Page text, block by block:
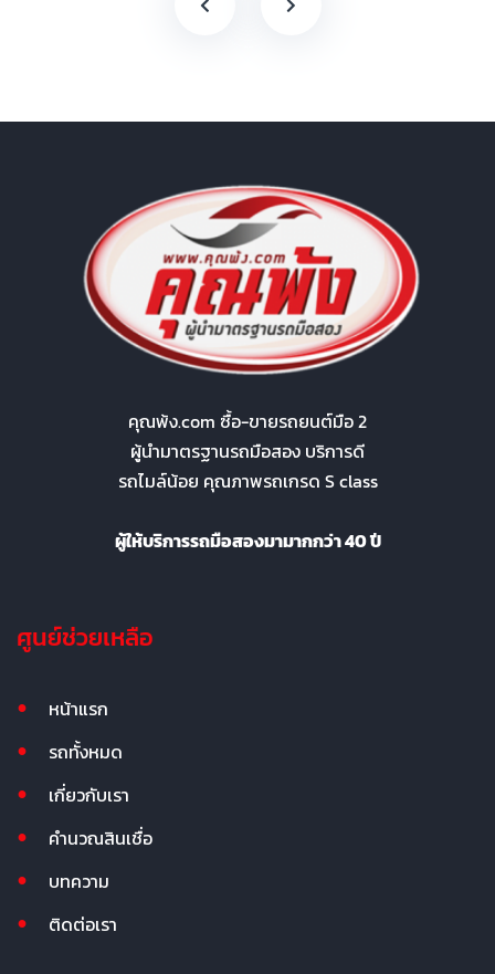
คุณพ้ง.com ซื้อ-ขายรถยนต์มือ 2
ผู้นำมาตรฐานรถมือสอง บริการดี
รถไมล์น้อย คุณภาพรถเกรด S class
ผู้ให้บริการรถมือสองมามากกว่า 40 ปี
ศูนย์ช่วยเหลือ
หน้าแรก
รถทั้งหมด
เกี่ยวกับเรา
คำนวณสินเชื่อ
บทความ
ติดต่อเรา